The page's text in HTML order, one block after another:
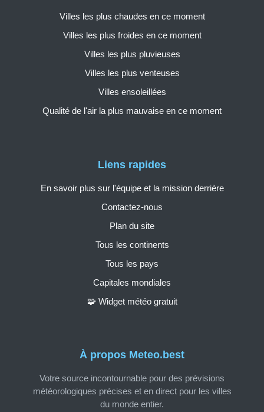
À propos Meteo.best
Votre source incontournable pour des prévisions
météorologiques précises et en direct pour les villes
du monde entier.
Liens rapides
En savoir plus sur l'équipe et la mission derrière
Contactez-nous
Plan du site
Tous les continents
Tous les pays
Capitales mondiales
🧩 Widget météo gratuit
Villes les plus chaudes en ce moment
Villes les plus froides en ce moment
Villes les plus pluvieuses
Villes les plus venteuses
Villes ensoleillées
Qualité de l'air la plus mauvaise en ce moment